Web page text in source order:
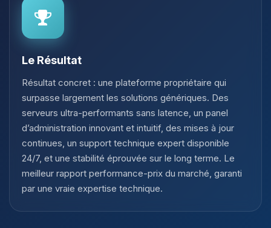
Le Résultat
Résultat concret : une plateforme propriétaire qui
surpasse largement les solutions génériques. Des
serveurs ultra-performants sans latence, un panel
d’administration innovant et intuitif, des mises à jour
continues, un support technique expert disponible
24/7, et une stabilité éprouvée sur le long terme. Le
meilleur rapport performance-prix du marché, garanti
par une vraie expertise technique.